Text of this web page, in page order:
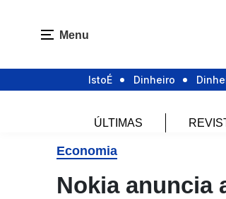
Menu
IstoÉ Dinheiro
ÚLTIMAS
Economia
Nokia anuncia